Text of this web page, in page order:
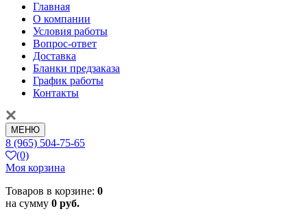
Главная
О компании
Условия работы
Вопрос-ответ
Доставка
Бланки предзаказа
График работы
Контакты
МЕНЮ
8 (965) 504-75-65
(0)
Моя корзина
Товаров в корзине: 0
на сумму 0 руб.